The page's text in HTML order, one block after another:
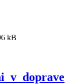
kB